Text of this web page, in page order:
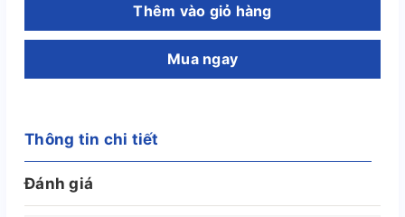
Thêm vào giỏ hàng
Mua ngay
Thông tin chi tiết
Đánh giá